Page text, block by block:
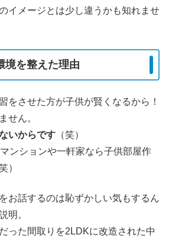
イメージとは少し違うかも知れませ
境を整えた理由
をさせた方が子供が賢くなるから！
せん。
いからです （笑）
ンションや一軒家なら子供部屋作
）
お話するのは恥ずかしい気もするん
明。
った間取りを2LDKに改造された中